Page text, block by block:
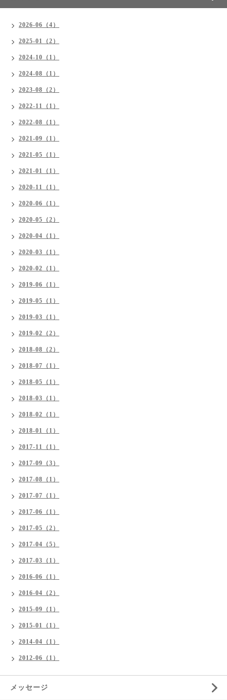
2026-06（4）
2025-01（2）
2024-10（1）
2024-08（1）
2023-08（2）
2022-11（1）
2022-08（1）
2021-09（1）
2021-05（1）
2021-01（1）
2020-11（1）
2020-06（1）
2020-05（2）
2020-04（1）
2020-03（1）
2020-02（1）
2019-06（1）
2019-05（1）
2019-03（1）
2019-02（2）
2018-08（2）
2018-07（1）
2018-05（1）
2018-03（1）
2018-02（1）
2018-01（1）
2017-11（1）
2017-09（3）
2017-08（1）
2017-07（1）
2017-06（1）
2017-05（2）
2017-04（5）
2017-03（1）
2016-06（1）
2016-04（2）
2015-09（1）
2015-01（1）
2014-04（1）
2012-06（1）
メッセージ